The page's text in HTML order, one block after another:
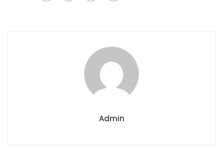
Admin